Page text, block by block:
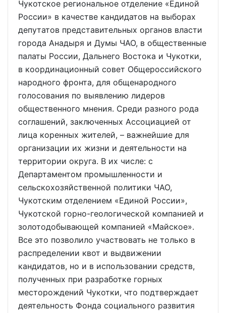
Чукотское региональное отделение «Единой
России» в качестве кандидатов на выборах
депутатов представительных органов власти
города Анадыря и Думы ЧАО, в общественные
палаты России, Дальнего Востока и Чукотки,
в координационный совет Общероссийского
народного фронта, для общенародного
голосования по выявлению лидеров
общественного мнения. Среди разного рода
соглашений, заключенных Ассоциацией от
лица коренных жителей, – важнейшие для
организации их жизни и деятельности на
территории округа. В их числе: с
Департаментом промышленности и
сельскохозяйственной политики ЧАО,
Чукотским отделением «Единой России»,
Чукотской горно-геологической компанией и
золотодобывающей компанией «Майское».
Все это позволило участвовать не только в
распределении квот и выдвижении
кандидатов, но и в использовании средств,
полученных при разработке горных
месторождений Чукотки, что подтверждает
деятельность Фонда социального развития